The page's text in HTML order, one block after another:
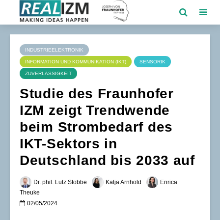
INDUSTRIEELEKTRONIK
INFORMATION UND KOMMUNIKATION (IKT) SENSORIK
ZUVERLÄSSIGKEIT
Studie des Fraunhofer
IZM zeigt Trendwende
beim Strombedarf des
IKT-Sektors in
Deutschland bis 2033 auf
Dr. phil. Lutz Stobbe Katja Arnhold
Enrica
Theuke
02/05/2024